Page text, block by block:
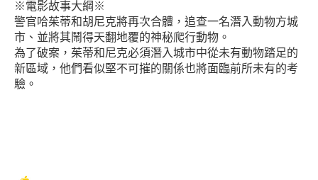
※電影故事大綱※
警官哈茱蒂和胡尼克將再次合體，追查一名潛入動物方城
市、並將其鬧得天翻地覆的神秘爬行動物。
為了破案，茱蒂和尼克必須潛入城市中從未有動物踏足的
新區域，他們看似堅不可摧的關係也將面臨前所未有的考
驗。